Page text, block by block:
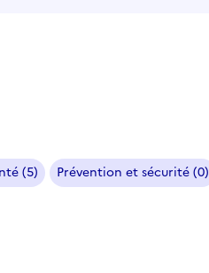
(5) Prévention et sécurité (0)